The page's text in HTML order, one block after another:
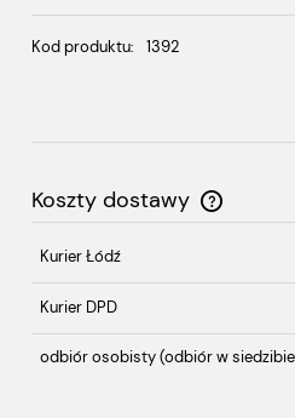
Kod produktu: 1392
Koszty dostawy
Cena nie zawiera ewentualnych
Kurier Łódź
Kurier DPD
odbiór osobisty(odbiór w